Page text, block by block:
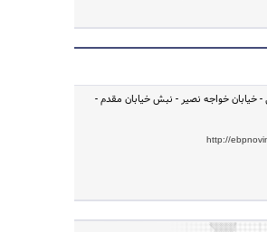
- خیابان خواجه نصیر - نبش خیابان مقدم -
http://